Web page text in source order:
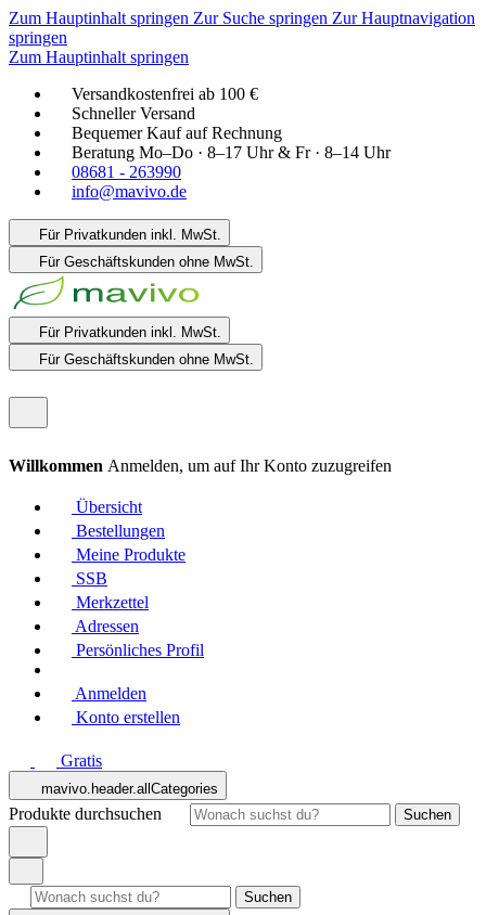
Zum Hauptinhalt springen Zur Suche springen Zur Hauptnavigation
springen
Zum Hauptinhalt springen
Versandkostenfrei ab 100 €
Schneller Versand
Bequemer Kauf auf Rechnung
Beratung Mo–Do · 8–17 Uhr & Fr · 8–14 Uhr
08681 - 263990
info@mavivo.de
Für Privatkunden inkl. MwSt.
Für Geschäftskunden ohne MwSt.
Für Privatkunden inkl. MwSt.
Für Geschäftskunden ohne MwSt.
Willkommen Anmelden, um auf Ihr Konto zuzugreifen
Übersicht
Bestellungen
Meine Produkte
SSB
Merkzettel
Adressen
Persönliches Profil
Anmelden
Konto erstellen
Gratis
mavivo.header.allCategories
Produkte durchsuchen Suchen
Suchen